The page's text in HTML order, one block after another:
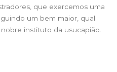
que exercemos uma
um bem maior, qual
instituto da usucapião.